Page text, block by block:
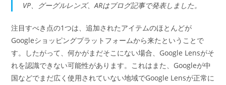
VP、グーグルレンズ、ARはブログ記事で発表しました。
注目すべき点の1つは、追加されたアイテムのほとんどが
Googleショッピングプラットフォームから来たということで
す。したがって、何かがまだそこにない場合、Google Lensがそ
れを認識できない可能性があります。これはまた、Googleが中
国などでまだ広く使用されていない地域でGoogle Lensが正常に